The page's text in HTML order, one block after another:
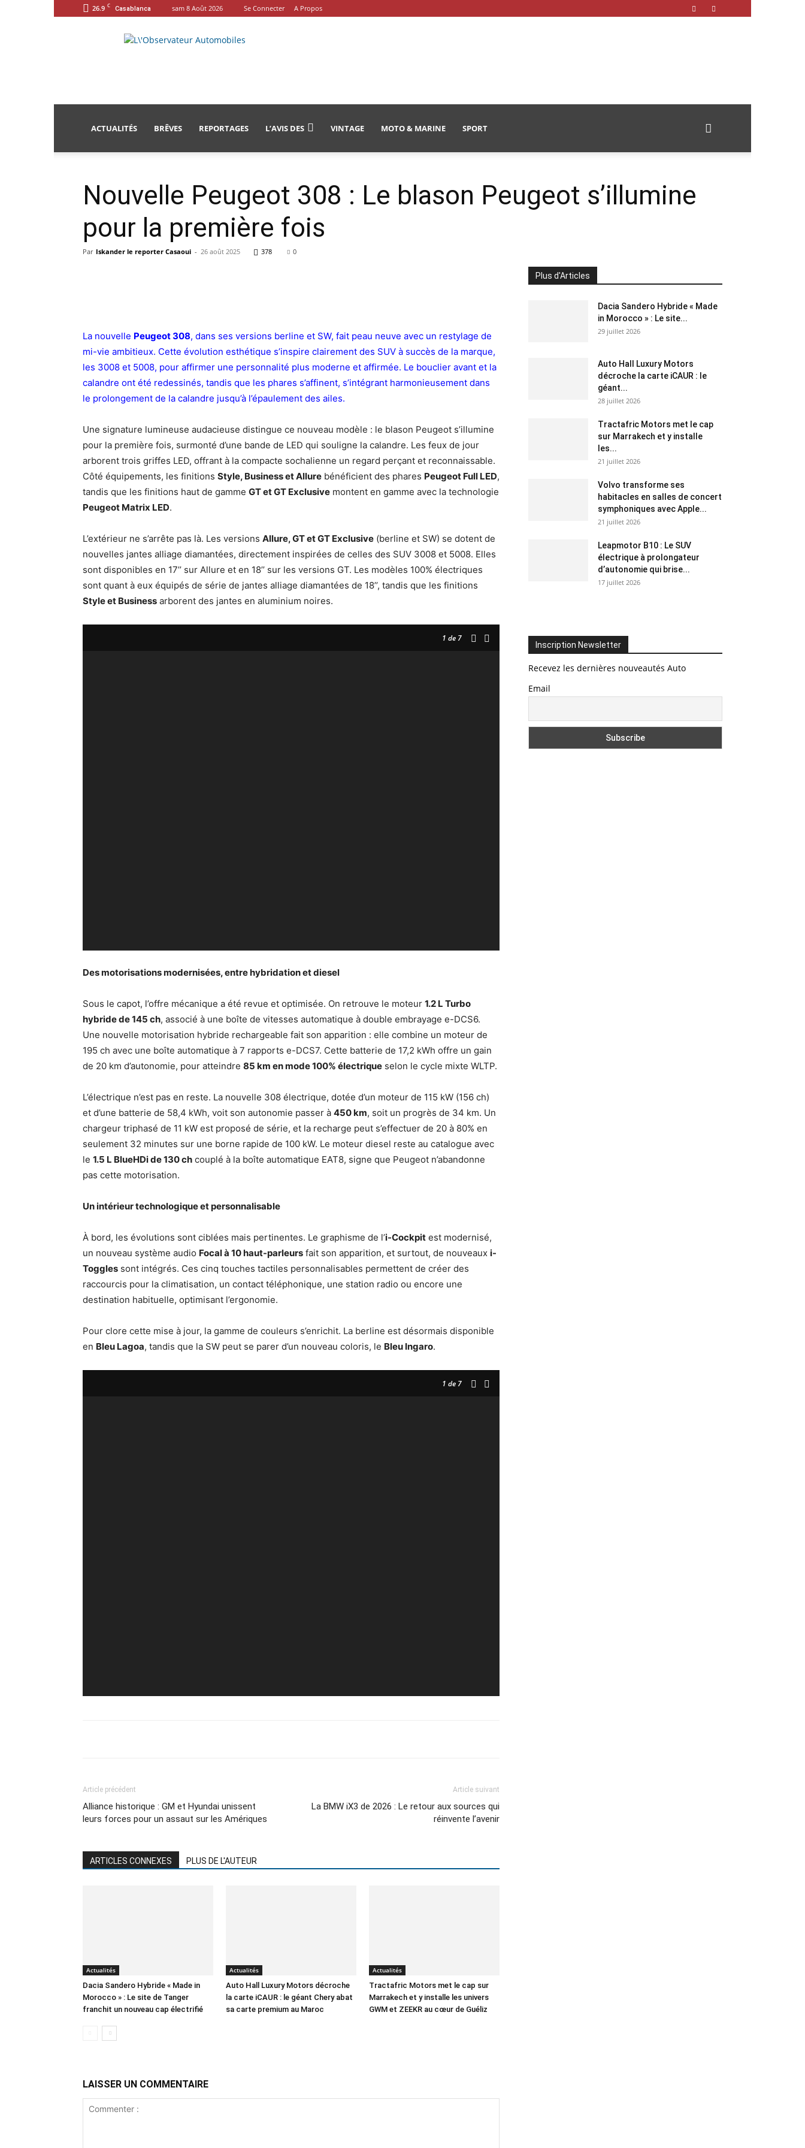
26.9 C Casablanca sam 8 Août 2026 Se Connecter A Propos
L'Observateur
ACTUALITÉS BRÊVES REPORTAGES L’AVIS DES VINTAGE MOTO & MARINE SPORT
Nouvelle Peugeot 308 : Le blason Peugeot s’illumine
pour la première fois
Par Iskander le reporter Casaoui - 26 août 2025 378 0
La nouvelle Peugeot 308, dans ses versions berline et SW, fait peau neuve avec un restylage de
mi-vie ambitieux. Cette évolution esthétique s’inspire clairement des SUV à succès de la marque,
les 3008 et 5008, pour affirmer une personnalité plus moderne et affirmée. Le bouclier avant et la
calandre ont été redessinés, tandis que les phares s’affinent, s’intégrant harmonieusement dans
le prolongement de la calandre jusqu’à l’épaulement des ailes.
Une signature lumineuse audacieuse distingue ce nouveau modèle : le blason Peugeot s’illumine
pour la première fois, surmonté d’une bande de LED qui souligne la calandre. Les feux de jour
arborent trois griffes LED, offrant à la compacte sochalienne un regard perçant et reconnaissable.
Côté équipements, les finitions Style, Business et Allure bénéficient des phares Peugeot Full LED,
tandis que les finitions haut de gamme GT et GT Exclusive montent en gamme avec la technologie
Peugeot Matrix LED.
L’extérieur ne s’arrête pas là. Les versions Allure, GT et GT Exclusive (berline et SW) se dotent de
nouvelles jantes alliage diamantées, directement inspirées de celles des SUV 3008 et 5008. Elles
sont disponibles en 17’’ sur Allure et en 18’’ sur les versions GT. Les modèles 100% électriques
sont quant à eux équipés de série de jantes alliage diamantées de 18’’, tandis que les finitions
Style et Business arborent des jantes en aluminium noires.
1 de 7
Des motorisations modernisées, entre hybridation et diesel
Sous le capot, l’offre mécanique a été revue et optimisée. On retrouve le moteur 1.2 L Turbo
hybride de 145 ch, associé à une boîte de vitesses automatique à double embrayage e-DCS6.
Une nouvelle motorisation hybride rechargeable fait son apparition : elle combine un moteur de
195 ch avec une boîte automatique à 7 rapports e-DCS7. Cette batterie de 17,2 kWh offre un gain
de 20 km d’autonomie, pour atteindre 85 km en mode 100% électrique selon le cycle mixte WLTP.
L’électrique n’est pas en reste. La nouvelle 308 électrique, dotée d’un moteur de 115 kW (156 ch)
et d’une batterie de 58,4 kWh, voit son autonomie passer à 450 km, soit un progrès de 34 km. Un
chargeur triphasé de 11 kW est proposé de série, et la recharge peut s’effectuer de 20 à 80% en
seulement 32 minutes sur une borne rapide de 100 kW. Le moteur diesel reste au catalogue avec
le 1.5 L BlueHDi de 130 ch couplé à la boîte automatique EAT8, signe que Peugeot n’abandonne
pas cette motorisation.
Un intérieur technologique et personnalisable
À bord, les évolutions sont ciblées mais pertinentes. Le graphisme de l’i-Cockpit est modernisé,
un nouveau système audio Focal à 10 haut-parleurs fait son apparition, et surtout, de nouveaux i-
Toggles sont intégrés. Ces cinq touches tactiles personnalisables permettent de créer des
raccourcis pour la climatisation, un contact téléphonique, une station radio ou encore une
destination habituelle, optimisant l’ergonomie.
Pour clore cette mise à jour, la gamme de couleurs s’enrichit. La berline est désormais disponible
en Bleu Lagoa, tandis que la SW peut se parer d’un nouveau coloris, le Bleu Ingaro.
1 de 7
Article précédent
Alliance historique : GM et Hyundai unissent
leurs forces pour un assaut sur les Amériques
Article suivant
La BMW iX3 de 2026 : Le retour aux sources qui
réinvente l’avenir
ARTICLES CONNEXES PLUS DE L'AUTEUR
Actualités
Dacia Sandero Hybride « Made in
Morocco » : Le site de Tanger
franchit un nouveau cap électrifié
Actualités
Auto Hall Luxury Motors décroche
la carte iCAUR : le géant Chery abat
sa carte premium au Maroc
Actualités
Tractafric Motors met le cap sur
Marrakech et y installe les univers
GWM et ZEEKR au cœur de Guéliz
LAISSER UN COMMENTAIRE
Plus d'Articles
Dacia Sandero Hybride « Made
in Morocco » : Le site...
29 juillet 2026
Auto Hall Luxury Motors
décroche la carte iCAUR : le
géant...
28 juillet 2026
Tractafric Motors met le cap
sur Marrakech et y installe
les...
21 juillet 2026
Volvo transforme ses
habitacles en salles de concert
symphoniques avec Apple...
21 juillet 2026
Leapmotor B10 : Le SUV
électrique à prolongateur
d’autonomie qui brise...
17 juillet 2026
Inscription Newsletter
Recevez les dernières nouveautés Auto
Email